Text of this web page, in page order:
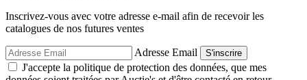
Inscrivez-vous avec votre adresse e-mail afin de recevoir les
catalogues de nos futures ventes
Adresse Email S'inscrire
J'accepte la politique de protection des données, que mes